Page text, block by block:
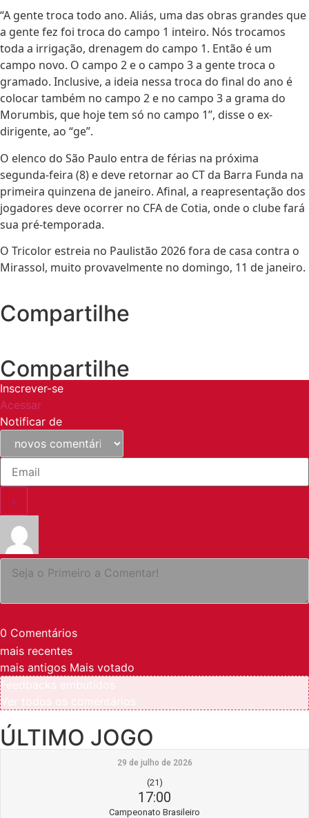
“A gente troca todo ano. Aliás, uma das obras grandes que
a gente fez foi troca do campo 1 inteiro. Nós trocamos
toda a irrigação, drenagem do campo 1. Então é um
campo novo. O campo 2 e o campo 3 a gente troca o
gramado. Inclusive, a ideia nessa troca do final do ano é
colocar também no campo 2 e no campo 3 a grama do
Morumbis, que hoje tem só no campo 1”, disse o ex-
dirigente, ao “ge”.
O elenco do São Paulo entra de férias na próxima
segunda-feira (8) e deve retornar ao CT da Barra Funda na
primeira quinzena de janeiro. Afinal, a reapresentação dos
jogadores deve ocorrer no CFA de Cotia, onde o clube fará
sua pré-temporada.
O Tricolor estreia no Paulistão 2026 fora de casa contra o
Mirassol, muito provavelmente no domingo, 11 de janeiro.
Compartilhe
Compartilhe
Inscrever-se
Acessar
Notificar de
0 Comentários
mais recentes
mais antigos Mais votado
ÚLTIMO JOGO
29 de julho de 2026
(21)
17:00
Campeonato Brasileiro